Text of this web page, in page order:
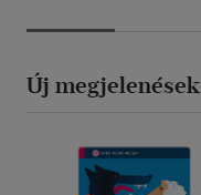
Új megjelenések